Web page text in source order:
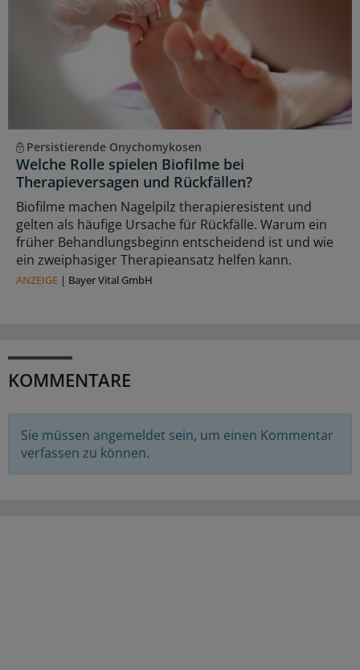
Persistierende Onychomykosen
Welche Rolle spielen Biofilme bei
Therapieversagen und Rückfällen?
Biofilme machen Nagelpilz therapieresistent und
gelten als häufige Ursache für Rückfälle. Warum ein
früher Behandlungsbeginn entscheidend ist und wie
ein zweiphasiger Therapieansatz helfen kann.
ANZEIGE | Bayer Vital GmbH
KOMMENTARE
Sie müssen angemeldet sein, um einen Kommentar
verfassen zu können.